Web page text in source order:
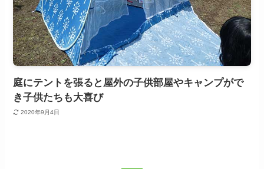
庭にテントを張ると屋外の子供部屋やキャンプがで
き子供たちも大喜び
2020年9月4日